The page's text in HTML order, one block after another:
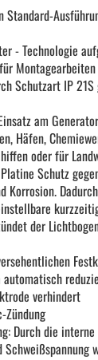
- Technologie
Schutzart IP
am
Häfen,
oder für
Schutz
Korrosion.
der
verhindert
Zündung
Durch die